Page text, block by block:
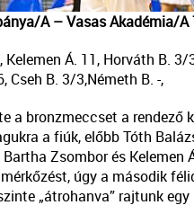
A – Vasas Akadémia/A
Á. 11, Horváth B.
Cseh B. 3/3,Németh B. -,
a bronzmeccset a rendező
a fiúk, előbb Tóth
Zsombor és
úgy a második
„átrohanva” rajtunk